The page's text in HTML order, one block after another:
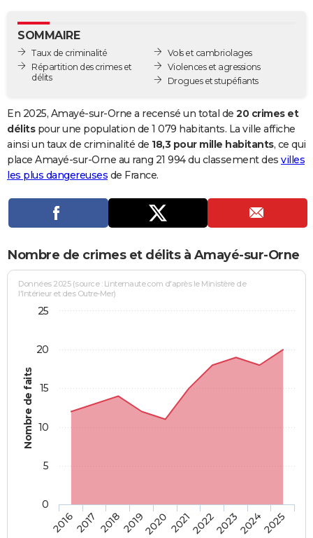
GUIDES D'ACHAT
BONS PLANS
Carte de Noël
Carte Bonne année
Carte Saint-Valentin
Carte Pâques
Carte d'anniversaire
DICTIONNAIRE
Dictionnaire
Biographies
Citations
Expressions
Proverbes
PROGRAMME TV
Se connecter
Entreprises
Service militaire
Avis de recherche
AVIS DE DÉCÈS
Bricolage
Lifestyle
Culture
Sport
Auto
Television
Voyage
Cinema
SOMMAIRE
Taux de criminalité
Répartition des crimes et
délits
Vols et cambriolages
Violences et agressions
Drogues et stupéfiants
En 2025, Amayé-sur-Orne a recensé un total de 20 crimes et
délitspour une population de 1 079 habitants. La ville affiche
ainsi un taux de criminalité de 18,3 pour mille habitants, ce qui
place Amayé-sur-Orne au rang 21 994 du classement des villes
les plus dangereuses de France.
Nombre de crimes et délits à Amayé-sur-Orne
Nombre de faits
Données 2025 (source : Linternaute.com d'après le Ministère de
l'Intérieur et des Outre-Mer)
20162017 20182019202020212022202320242025
0
5
10
15
20
25